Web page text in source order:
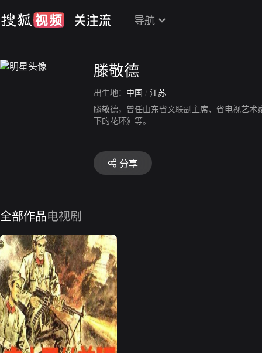
导航
滕敬德
出生地： 中国 / 江苏
滕敬德，曾任山东省文联副主席、省电视艺
下的花环》等。
分享
全部作品电视剧